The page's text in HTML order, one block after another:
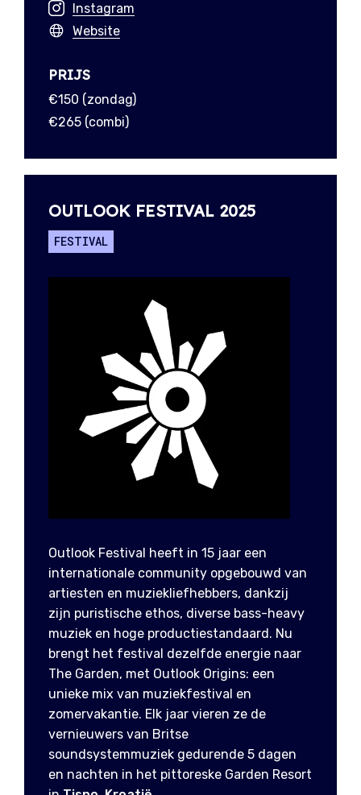
Instagram
Website
PRIJS
€150 (zondag)
€265 (combi)
OUTLOOK FESTIVAL 2025
FESTIVAL
Outlook Festival heeft in 15 jaar een
internationale community opgebouwd van
artiesten en muziekliefhebbers, dankzij
zijn puristische ethos, diverse bass-heavy
muziek en hoge productiestandaard. Nu
brengt het festival dezelfde energie naar
The Garden, met Outlook Origins: een
unieke mix van muziekfestival en
zomervakantie. Elk jaar vieren ze de
vernieuwers van Britse
soundsystemmuziek gedurende 5 dagen
en nachten in het pittoreske Garden Resort